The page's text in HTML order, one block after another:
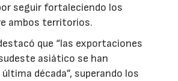
seguir fortaleciendo los
ambos territorios.
que “las exportaciones
asiático se han
década”, superando los